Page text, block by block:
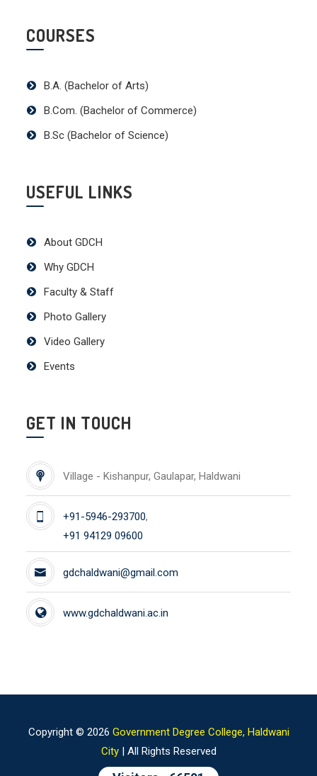
COURSES
B.A. (Bachelor of Arts)
B.Com. (Bachelor of Commerce)
B.Sc (Bachelor of Science)
USEFUL LINKS
About GDCH
Why GDCH
Faculty & Staff
Photo Gallery
Video Gallery
Events
GET IN TOUCH
Village - Kishanpur, Gaulapar, Haldwani
+91-5946-293700,
+91 94129 09600
gdchaldwani@gmail.com
www.gdchaldwani.ac.in
Copyright © 2026 Government Degree College, Haldwani
City| All Rights Reserved